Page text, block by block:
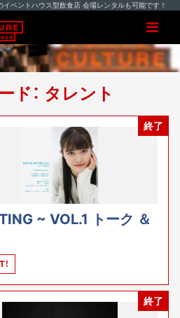
イベントハウス型飲食店 会場レンタルも可能です！
ド： タレント
終了
~ VOL.1 トーク ＆
終了